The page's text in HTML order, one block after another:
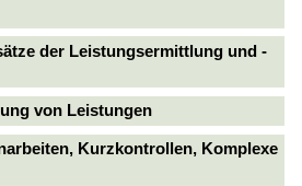
der Leistungsermittlung und -
von Leistungen
Kurzkontrollen, Komplexe